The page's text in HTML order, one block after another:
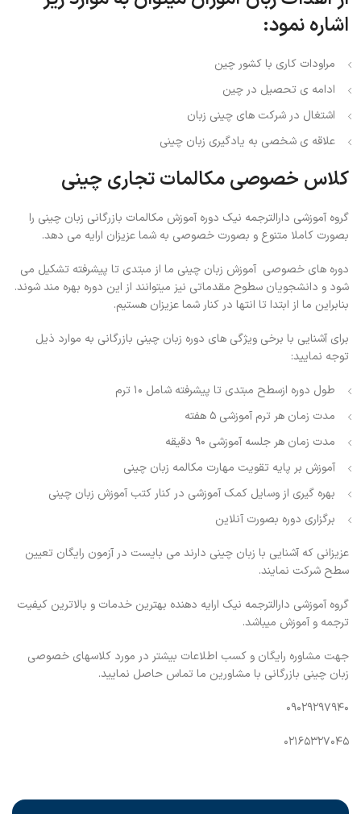
اشاره نمود:
مراودات کاری با کشور چین
ادامه ی تحصیل در چین
اشتغال در شرکت های چینی زبان
علاقه ی شخصی به یادگیری زبان چینی
کلاس خصوصی مکالمات تجاری چینی
گروه آموزشی دارالترجمه نیک دوره آموزش مکالمات بازرگانی زبان چینی را
بصورت کاملا متنوع و بصورت خصوصی به شما عزیزان ارایه می دهد.
دوره های خصوصی آموزش زبان چینی ما از مبتدی تا پیشرفته تشکیل می
شود و دانشجویان سطوح مقدماتی نیز میتوانند از این دوره بهره مند شوند.
بنابراین ما از ابتدا تا انتها در کنار شما عزیزان هستیم.
برای آشنایی با برخی ویژگی های دوره زبان چینی بازرگانی به موارد ذیل
توجه نمایید:
طول دوره ازسطح مبتدی تا پیشرفته شامل ۱۰ ترم
مدت زمان هر ترم آموزشی ۵ هفته
مدت زمان هر جلسه آموزشی ۹۰ دقیقه
آموزش بر پایه تقویت مهارت مکالمه زبان چینی
بهره گیری از وسایل کمک آموزشی در کنار کتب آموزش زبان چینی
برگزاری دوره بصورت آنلاین
عزیزانی که آشنایی با زبان چینی دارند می بایست در آزمون رایگان تعیین
سطح شرکت نمایند.
گروه آموزشی دارالترجمه نیک ارایه دهنده بهترین خدمات و بالاترین کیفیت
ترجمه و آموزش میباشد.
جهت مشاوره رایگان و کسب اطلاعات بیشتر در مورد کلاسهای خصوصی
زبان چینی بازرگانی با مشاورین ما تماس حاصل نمایید.
۰۹۰۲۹۲۹۷۹۴۰
۰۲۱۶۵۳۲۷۰۴۵